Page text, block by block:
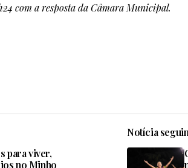
com a resposta da Câmara Municipal.
para viver,
no Minho
Notícia